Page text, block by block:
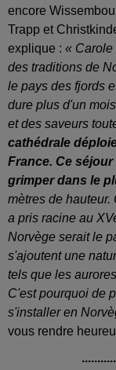
encore
Trapp et
explique : « Carole
des traditions de
le pays des fjords
dure plus d'un
et des saveurs
cathédrale
France. Ce
grimper dans le
mètres de
a pris racine au
Norvège serait le
s'ajoutent une
tels que les
C'est pourquoi de
s'installer en
vous rendre